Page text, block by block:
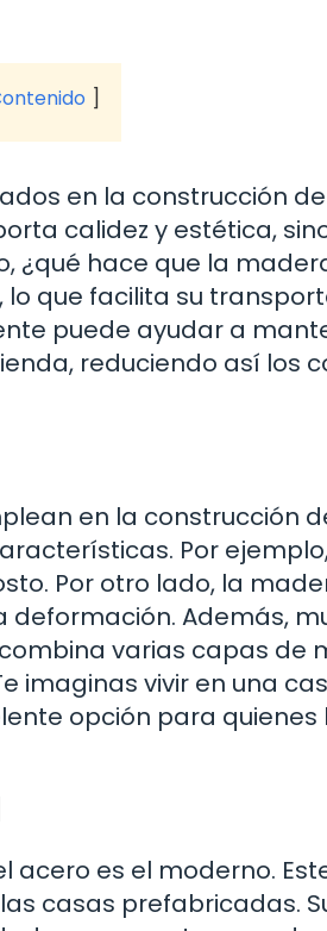
en la construcción
calidez y estética,
¿qué hace que la
que facilita su
puede ayudar a
reduciendo así los
en la construcción
Por
Por otro lado, la
Además,
varias capas de
imaginas vivir en una
opción para
acero es el moderno.
casas prefabricadas.